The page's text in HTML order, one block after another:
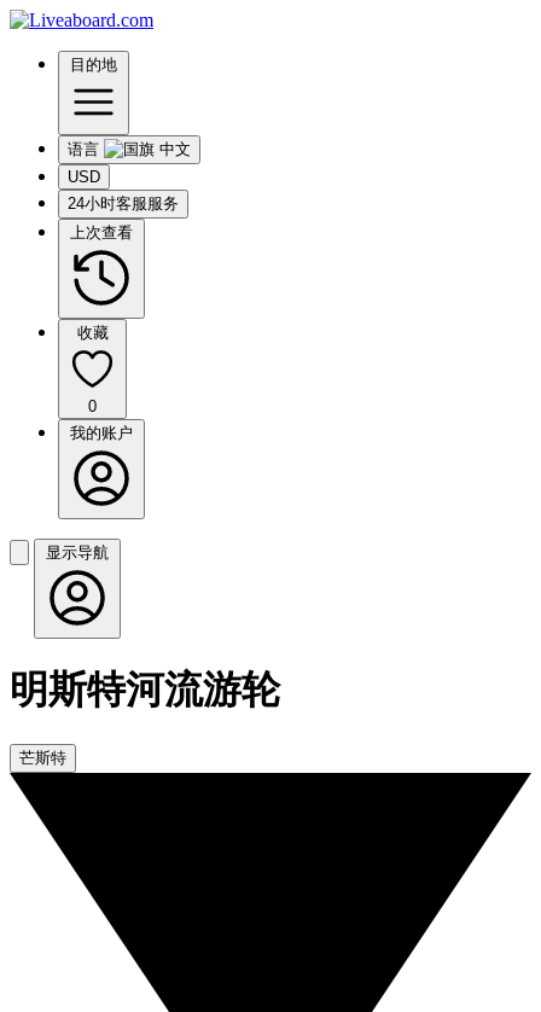
目的地
语言
USD
24小时客服服务
上次查看
收藏
0
我的账户
显示导航
明斯特河流游轮
芒斯特